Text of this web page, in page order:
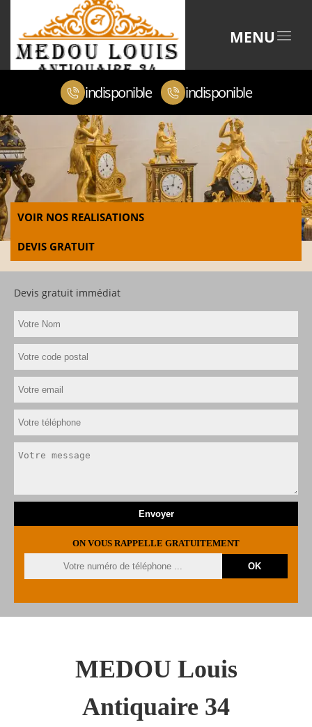
MENU
indisponible indisponible
VOIR NOS REALISATIONS
DEVIS GRATUIT
Devis gratuit immédiat
ON VOUS RAPPELLE GRATUITEMENT
MEDOU Louis
Antiquaire 34